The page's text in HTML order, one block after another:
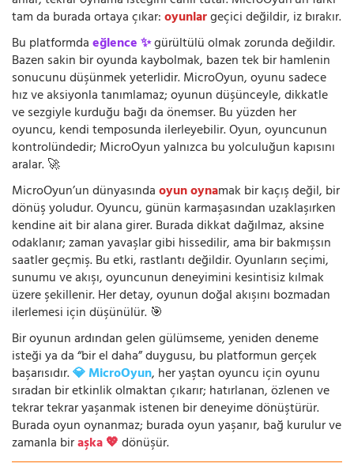
tam da burada ortaya çıkar:oyunlargeçici değildir, iz bırakır.
Bu platformdaeğlence ✨gürültülü olmak zorunda değildir.
Bazen sakin bir oyunda kaybolmak, bazen tek bir hamlenin
sonucunu düşünmek yeterlidir. MicroOyun, oyunu sadece
hız ve aksiyonla tanımlamaz; oyunun düşünceyle, dikkatle
ve sezgiyle kurduğu bağı da önemser. Bu yüzden her
oyuncu, kendi temposunda ilerleyebilir. Oyun, oyuncunun
kontrolündedir; MicroOyun yalnızca bu yolculuğun kapısını
aralar. 🚀
MicroOyun’un dünyasındaoyun oynamak bir kaçış değil, bir
dönüş yoludur. Oyuncu, günün karmaşasından uzaklaşırken
kendine ait bir alana girer. Burada dikkat dağılmaz, aksine
odaklanır; zaman yavaşlar gibi hissedilir, ama bir bakmışsın
saatler geçmiş. Bu etki, rastlantı değildir. Oyunların seçimi,
sunumu ve akışı, oyuncunun deneyimini kesintisiz kılmak
üzere şekillenir. Her detay, oyunun doğal akışını bozmadan
ilerlemesi için düşünülür. 🎯
Bir oyunun ardından gelen gülümseme, yeniden deneme
isteği ya da “bir el daha” duygusu, bu platformun gerçek
başarısıdır.💎 MicroOyun, her yaştan oyuncu için oyunu
sıradan bir etkinlik olmaktan çıkarır; hatırlanan, özlenen ve
tekrar tekrar yaşanmak istenen bir deneyime dönüştürür.
Burada oyun oynanmaz; burada oyun yaşanır, bağ kurulur ve
zamanla biraşka 💖dönüşür.